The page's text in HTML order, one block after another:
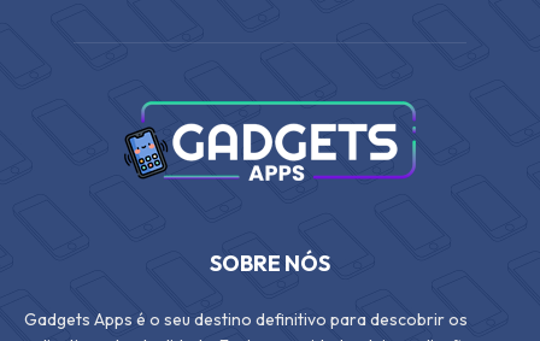
SOBRE NÓS
Gadgets Apps é o seu destino definitivo para descobrir os